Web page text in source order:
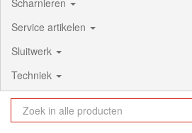
Service artikelen
Sluitwerk
Techniek